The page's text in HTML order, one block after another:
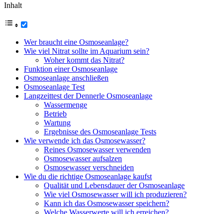
Inhalt
Wer braucht eine Osmoseanlage?
Wie viel Nitrat sollte im Aquarium sein?
Woher kommt das Nitrat?
Funktion einer Osmoseanlage
Osmoseanlage anschließen
Osmoseanlage Test
Langzeittest der Dennerle Osmoseanlage
Wassermenge
Betrieb
Wartung
Ergebnisse des Osmoseanlage Tests
Wie verwende ich das Osmosewasser?
Reines Osmosewasser verwenden
Osmosewasser aufsalzen
Osmosewasser verschneiden
Wie du die richtige Osmoseanlage kaufst
Qualität und Lebensdauer der Osmoseanlage
Wie viel Osmosewasser will ich produzieren?
Kann ich das Osmosewasser speichern?